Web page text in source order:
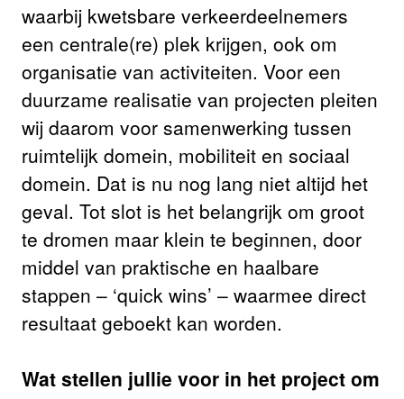
waarbij kwetsbare verkeerdeelnemers
een centrale(re) plek krijgen, ook om
organisatie van activiteiten. Voor een
duurzame realisatie van projecten pleiten
wij daarom voor samenwerking tussen
ruimtelijk domein, mobiliteit en sociaal
domein. Dat is nu nog lang niet altijd het
geval. Tot slot is het belangrijk om groot
te dromen maar klein te beginnen, door
middel van praktische en haalbare
stappen – ‘quick wins’ – waarmee direct
resultaat geboekt kan worden.
Wat stellen jullie voor in het project om